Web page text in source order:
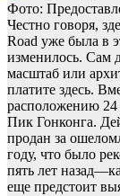
Фото:
Честно говоря,
Road уже была в
изменилось. Сам
масштаб или
платите здесь.
расположению 24
Пик Гонконга.
продан за
году, что было
пять лет
еще предстоит